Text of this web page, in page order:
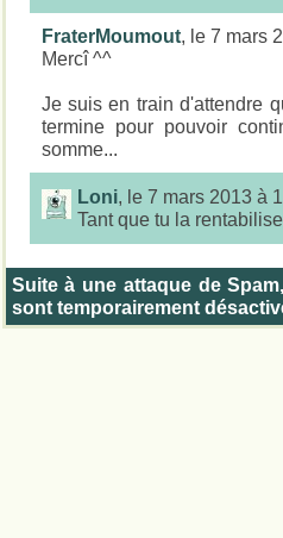
FraterMoumout, le 7 mars
Mercî ^^
Je suis en train d'attendre
termine pour pouvoir
somme...
Loni, le 7 mars 2013 à
Tant que tu la
Suite à une attaque de
sont temporairement